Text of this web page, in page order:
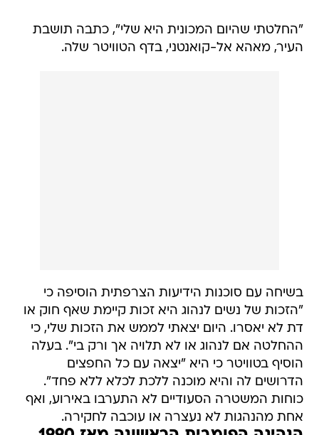
"החלטתי שהיום המכונית היא שלי", כתבה תושבת
העיר, מאהא אל-קואנטני, בדף הטוויטר שלה.
בשיחה עם סוכנות הידיעות הצרפתית הוסיפה כי
"הזכות של נשים לנהוג היא זכות קיימת שאף חוק או
דת לא יאסרו. היום יצאתי לממש את הזכות שלי, כי
ההחלטה אם לנהוג או לא תלויה אך ורק בי". בעלה
הוסיף בטוויטר כי היא "יצאה עם כל החפצים
הדרושים לה והיא מוכנה ללכת לכלא ללא פחד".
כוחות המשטרה הסעודיים לא התערבו באירוע, ואף
אחת מהנהגות לא נעצרה או עוכבה לחקירה.